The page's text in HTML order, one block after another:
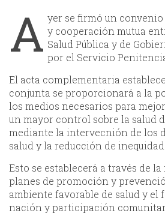
A yer se firmó un
y cooperación mutua
Salud Pública y de
por el Servicio
El acta complementaria
conjunta se proporcionará a la
los medios necesarios para
un mayor control sobre la salud
mediante la intervecnión de los
salud y la reducción de inequidad.
Esto se establecerá a través de
planes de promoción y
ambiente favorable de salud y el
nación y participación